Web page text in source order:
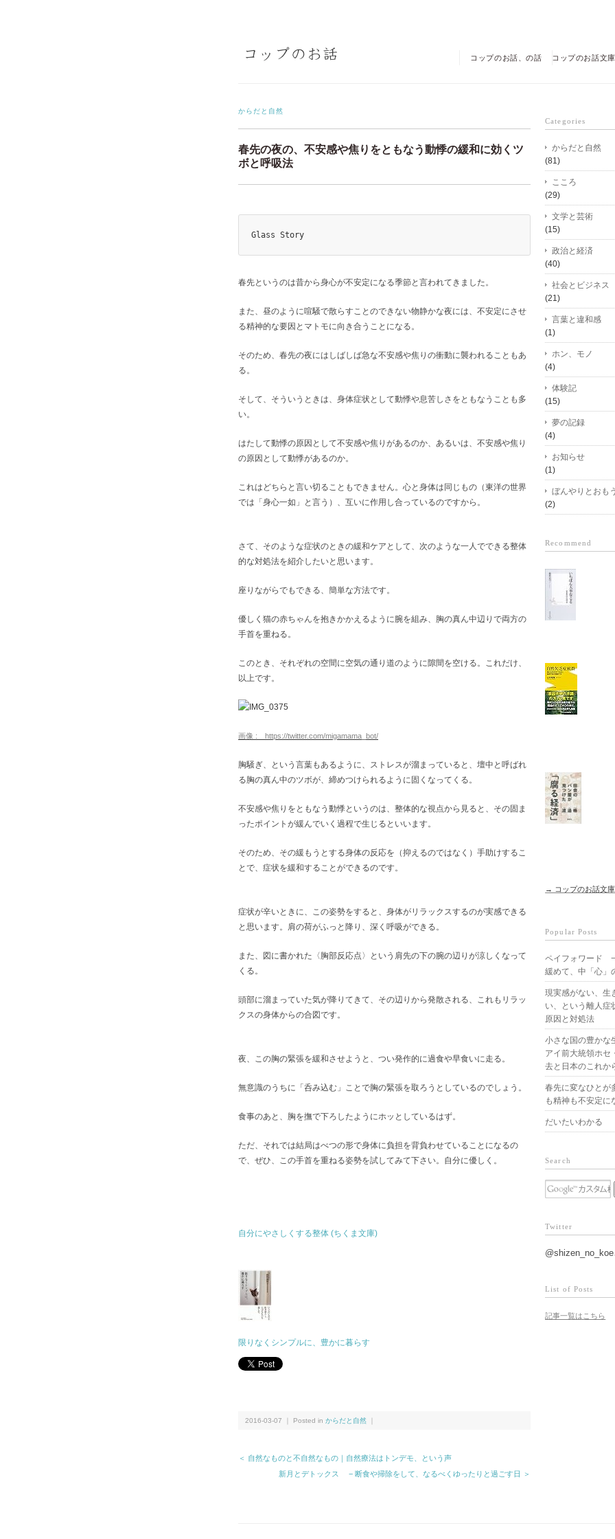
コップのお話、の話 コップのお話文庫
からだと自然
春先の夜の、不安感や焦りをともなう動悸の緩和に効くツ
ボと呼吸法
Glass Story
春先というのは昔から身心が不安定になる季節と言われてきました。
また、昼のように喧騒で散らすことのできない物静かな夜には、不安定にさせ
る精神的な要因とマトモに向き合うことになる。
そのため、春先の夜にはしばしば急な不安感や焦りの衝動に襲われることもあ
る。
そして、そういうときは、身体症状として動悸や息苦しさをともなうことも多
い。
はたして動悸の原因として不安感や焦りがあるのか、あるいは、不安感や焦り
の原因として動悸があるのか。
これはどちらと言い切ることもできません。心と身体は同じもの（東洋の世界
では「身心一如」と言う）、互いに作用し合っているのですから。
さて、そのような症状のときの緩和ケアとして、次のような一人でできる整体
的な対処法を紹介したいと思います。
座りながらでもできる、簡単な方法です。
優しく猫の赤ちゃんを抱きかかえるように腕を組み、胸の真ん中辺りで両方の
手首を重ねる。
このとき、それぞれの空間に空気の通り道のように隙間を空ける。これだけ、
以上です。
画像 : https://twitter.com/migamama_bot/
胸騒ぎ、という言葉もあるように、ストレスが溜まっていると、壇中と呼ばれ
る胸の真ん中のツボが、締めつけられるように固くなってくる。
不安感や焦りをともなう動悸というのは、整体的な視点から見ると、その固ま
ったポイントが緩んでいく過程で生じるといいます。
そのため、その緩もうとする身体の反応を（抑えるのではなく）手助けするこ
とで、症状を緩和することができるのです。
症状が辛いときに、この姿勢をすると、身体がリラックスするのが実感できる
と思います。肩の荷がふっと降り、深く呼吸ができる。
また、図に書かれた〈胸部反応点〉という肩先の下の腕の辺りが涼しくなって
くる。
頭部に溜まっていた気が降りてきて、その辺りから発散される、これもリラッ
クスの身体からの合図です。
夜、この胸の緊張を緩和させようと、つい発作的に過食や早食いに走る。
無意識のうちに「呑み込む」ことで胸の緊張を取ろうとしているのでしょう。
食事のあと、胸を撫で下ろしたようにホッとしているはず。
ただ、それでは結局はべつの形で身体に負担を背負わせていることになるの
で、ぜひ、この手首を重ねる姿勢を試してみて下さい。自分に優しく。
自分にやさしくする整体 (ちくま文庫)
限りなくシンプルに、豊かに暮らす
2016-03-07 ｜ Posted in からだと自然
＜ 自然なものと不自然なもの｜自然療法はトンデモ、という声
新月とデトックス − 断食や掃除をして、なるべくゆったりと過ごす日 ＞
Categories
からだと自然
(81)
こころ
(29)
文学と芸術
(15)
政治と経済
(40)
社会とビジネス
(21)
言葉と違和感
(1)
ホン、モノ
(4)
体験記
(15)
夢の記録
(4)
お知らせ
(1)
ぼんやりとおも
(2)
Recommend
→ コップのお話文庫
Popular Posts
ペイフォワード
緩めて、中「心」
現実感がない、生
い、という離人症
原因と対処法
小さな国の豊か
アイ前大統領ホセ
去と日本のこれか
春先に変なひと
も精神も不安定に
だいたいわかる
Search
Twitter
List of Posts
記事一覧はこちら